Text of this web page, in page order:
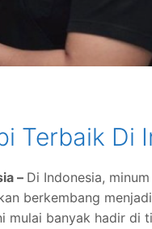
Terbaik Di
– Di Indonesia,
berkembang
banyak hadir di